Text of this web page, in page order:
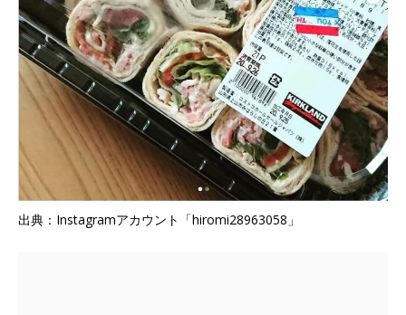
出典：Instagramアカウント「hiromi28963058」